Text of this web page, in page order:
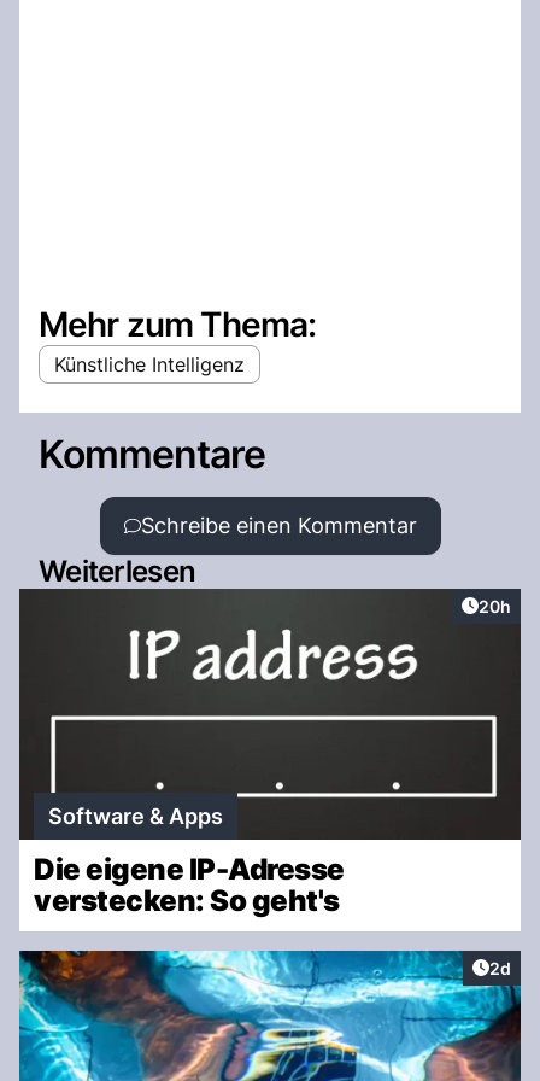
Mehr zum Thema:
Künstliche Intelligenz
Kommentare
Schreibe einen Kommentar
Weiterlesen
Artikel
20h
Software & Apps
Die eigene IP-Adresse
verstecken: So geht's
2d